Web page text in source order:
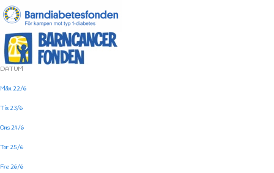
DATUM
Mån 22/6
Tis 23/6
Ons 24/6
Tor 25/6
Fre 26/6